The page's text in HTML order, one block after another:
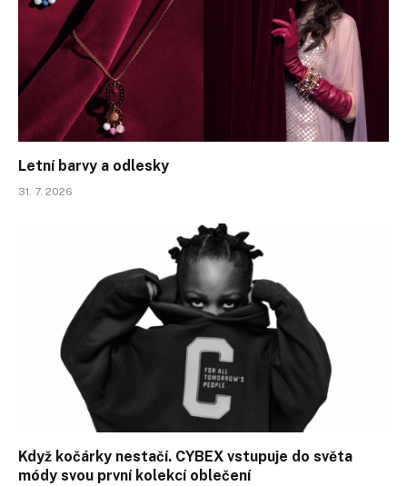
Letní barvy a odlesky
31. 7. 2026
Když kočárky nestačí. CYBEX vstupuje do světa
módy svou první kolekcí oblečení